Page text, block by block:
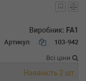
Виробник: FA1
Артикул: 103-942
Всі ціни
Наявність 2 шт.